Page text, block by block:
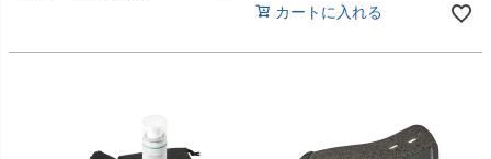
カートに入れる